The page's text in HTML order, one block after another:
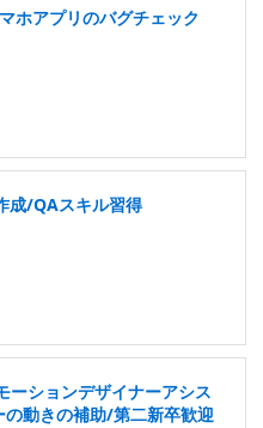
ホアプリのバグチェック
成/QAスキル習得
ーションデザイナーアシス
動きの補助/第二新卒歓迎